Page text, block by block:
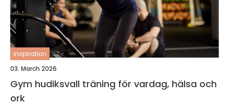
inspiration
03. March 2026
Gym hudiksvall träning för vardag, hälsa och
ork